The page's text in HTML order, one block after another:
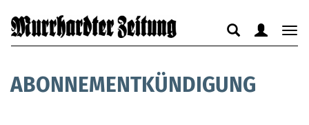
anzeigen
verbergen
Suche
anzeigen
verbergen
ABONNEMENTKÜNDIGUNG